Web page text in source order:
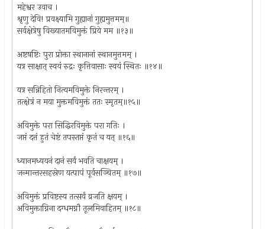
महेश्वर उवाच ।
श्रृणु देवि! प्रवक्ष्यामि गुह्यानां गुह्यमुत्तमम्॥
सर्वक्षेत्रेषु विख्यातमविमुक्तं प्रिये मम ॥१३॥
अष्टषष्टिः पुरा प्रोक्ता स्थानानां स्थानमुत्तमम् ।
यत्र साक्षात् स्वयं रुद्रः कृत्तिवासाः स्वयं स्थितः ॥१४॥
यत्र सन्निहितो नित्यमविमुक्ते निरन्तरम् ।
तत्क्षेत्रं न मया मुक्तमविमुक्तं ततः स्मृतम्॥१५॥
अविमुक्ते परा सिद्धिरविमुक्ते परा गतिः ।
जप्तं दत्तं हुतं चेष्टं तपस्तप्तं कृतं च यत् ॥१६॥
ध्यानमध्ययनं दानं सर्वं भवति चाक्षयम् ।
जन्मान्तरसहस्रेण यत्पापं पूर्वसञ्चितम् ॥१७॥
अविमुक्तं प्रविष्टस्य तत्सर्वं व्रजति क्षयम् ।
अविमुक्ताग्निना दग्धमग्नौ तूलमिवाहितम् ॥१८॥